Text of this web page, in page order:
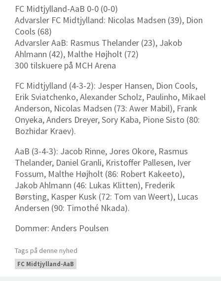
FC Midtjylland-AaB 0-0 (0-0)
Advarsler FC Midtjylland: Nicolas Madsen (39), Dion
Cools (68)
Advarsler AaB: Rasmus Thelander (23), Jakob
Ahlmann (42), Malthe Højholt (72)
300 tilskuere på MCH Arena
FC Midtjylland (4-3-2): Jesper Hansen, Dion Cools,
Erik Sviatchenko, Alexander Scholz, Paulinho, Mikael
Anderson, Nicolas Madsen (73: Awer Mabil), Frank
Onyeka, Anders Dreyer, Sory Kaba, Pione Sisto (80:
Bozhidar Kraev).
AaB (3-4-3): Jacob Rinne, Jores Okore, Rasmus
Thelander, Daniel Granli, Kristoffer Pallesen, Iver
Fossum, Malthe Højholt (86: Robert Kakeeto),
Jakob Ahlmann (46: Lukas Klitten), Frederik
Børsting, Kasper Kusk (72: Tom van Weert), Lucas
Andersen (90: Timothé Nkada).
Dommer: Anders Poulsen
Tags på denne nyhed
FC Midtjylland-AaB